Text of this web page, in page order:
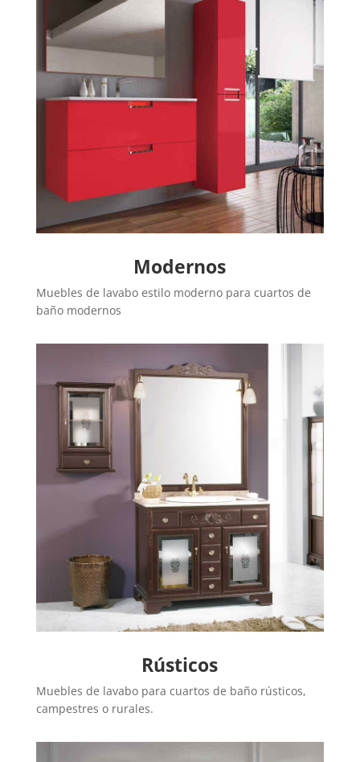
Modernos
Muebles de lavabo estilo moderno para cuartos de
baño modernos
Rústicos
Muebles de lavabo para cuartos de baño rústicos,
campestres o rurales.